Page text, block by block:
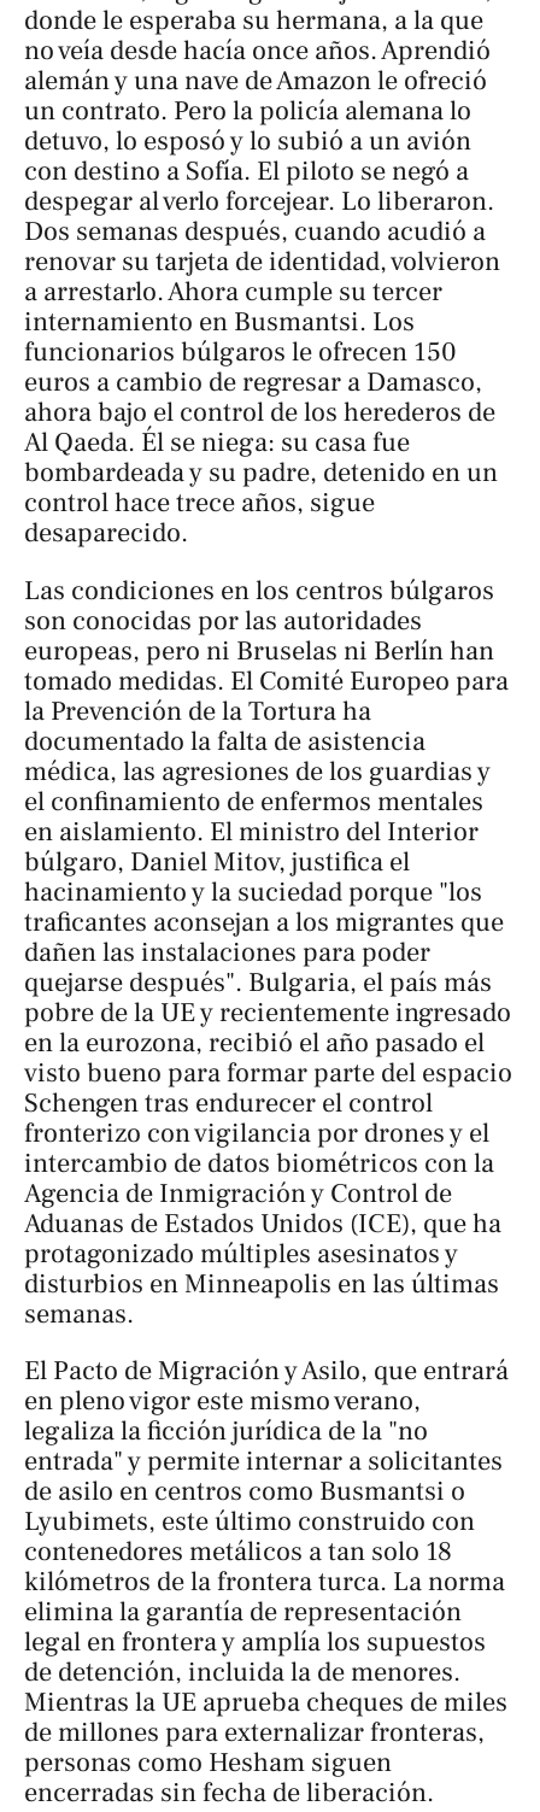
donde le esperaba su hermana, a la que
no veía desde hacía once años. Aprendió
alemán y una nave de Amazon le ofreció
un contrato. Pero la policía alemana lo
detuvo, lo esposó y lo subió a un avión
con destino a Sofía. El piloto se negó a
despegar al verlo forcejear. Lo liberaron.
Dos semanas después, cuando acudió a
renovar su tarjeta de identidad, volvieron
a arrestarlo. Ahora cumple su tercer
internamiento en Busmantsi. Los
funcionarios búlgaros le ofrecen 150
euros a cambio de regresar a Damasco,
ahora bajo el control de los herederos de
Al Qaeda. Él se niega: su casa fue
bombardeada y su padre, detenido en un
control hace trece años, sigue
desaparecido.
Las condiciones en los centros búlgaros
son conocidas por las autoridades
europeas, pero ni Bruselas ni Berlín han
tomado medidas. El Comité Europeo para
la Prevención de la Tortura ha
documentado la falta de asistencia
médica, las agresiones de los guardias y
el confinamiento de enfermos mentales
en aislamiento. El ministro del Interior
búlgaro, Daniel Mitov, justifica el
hacinamiento y la suciedad porque "los
traficantes aconsejan a los migrantes que
dañen las instalaciones para poder
quejarse después". Bulgaria, el país más
pobre de la UE y recientemente ingresado
en la eurozona, recibió el año pasado el
visto bueno para formar parte del espacio
Schengen tras endurecer el control
fronterizo con vigilancia por drones y el
intercambio de datos biométricos con la
Agencia de Inmigración y Control de
Aduanas de Estados Unidos (ICE), que ha
protagonizado múltiples asesinatos y
disturbios en Minneapolis en las últimas
semanas.
El Pacto de Migración y Asilo, que entrará
en pleno vigor este mismo verano,
legaliza la ficción jurídica de la "no
entrada" y permite internar a solicitantes
de asilo en centros como Busmantsi o
Lyubimets, este último construido con
contenedores metálicos a tan solo 18
kilómetros de la frontera turca. La norma
elimina la garantía de representación
legal en frontera y amplía los supuestos
de detención, incluida la de menores.
Mientras la UE aprueba cheques de miles
de millones para externalizar fronteras,
personas como Hesham siguen
encerradas sin fecha de liberación.